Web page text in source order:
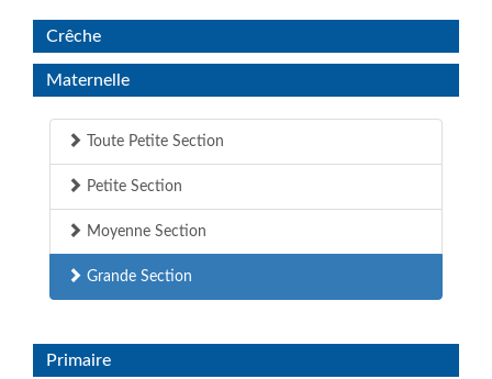
Crêche
Maternelle
Toute Petite Section
Petite Section
Moyenne Section
Grande Section
Primaire